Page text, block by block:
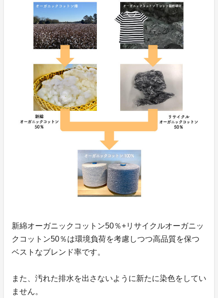
新綿オーガニックコットン50％+リサイクルオーガニッ
クコットン50％は環境負荷を考慮しつつ高品質を保つ
ベストなブレンド率です。
また、汚れた排水を出さないように新たに染色をしてい
ません。